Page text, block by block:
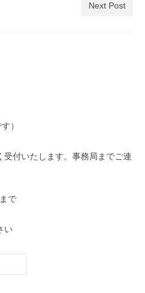
Next Post
）
受付いたします。事務局までご連
で
い